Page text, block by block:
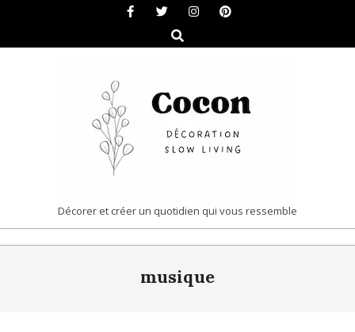
content
Search
COCON
|
DÉCORATION
Décorer et créer un quotidien qui vous ressemble
musique